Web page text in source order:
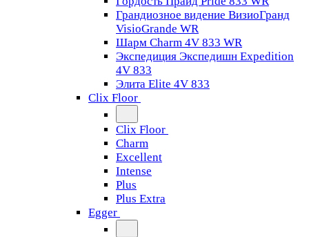
Грандиозное видение ВизиоГранд
VisioGrande WR
Шарм Charm 4V 833 WR
Экспедиция Экспедишн Expedition
4V 833
Элита Elite 4V 833
Clix Floor
Clix Floor
Charm
Excellent
Intense
Plus
Plus Extra
Egger